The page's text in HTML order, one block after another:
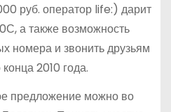
руб. оператор life:) дарит
а также возможность
номера и звонить друзьям
2010 года.
предложение можно во